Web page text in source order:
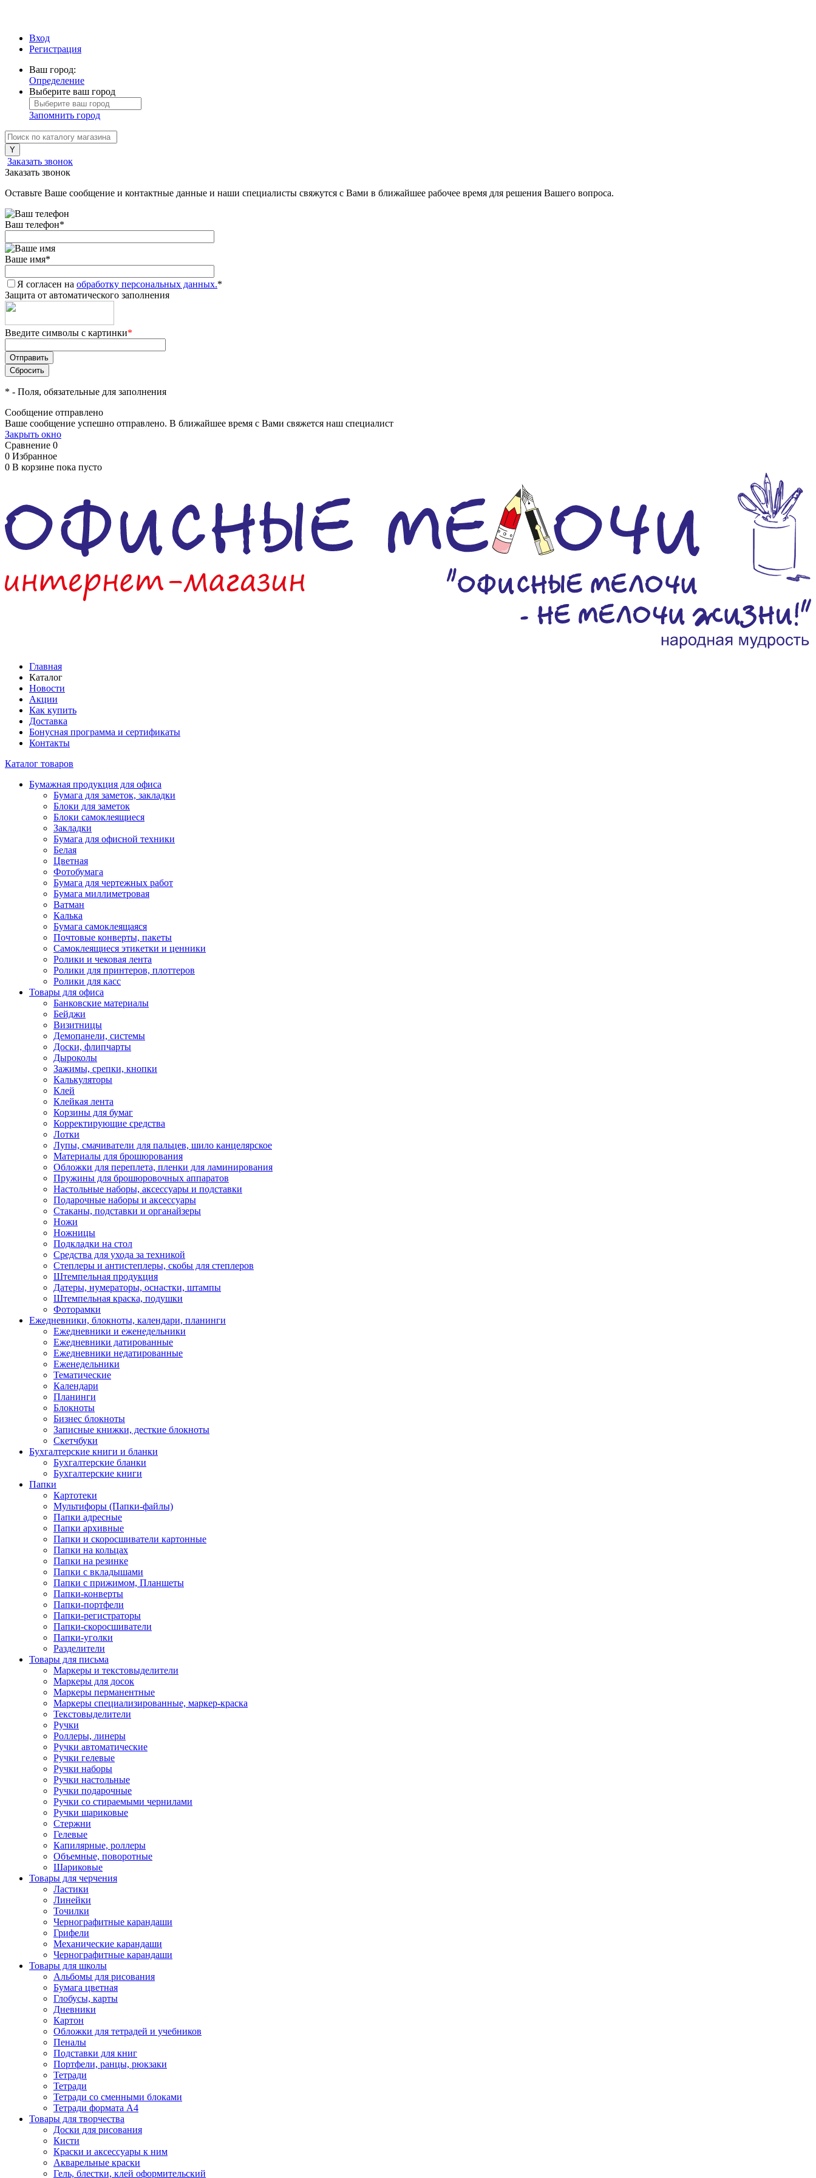
Вход
Регистрация
Ваш город:
Определение
Выберите ваш город
Запомнить город
Заказать звонок
Заказать звонок
Оставьте Ваше сообщение и контактные данные и наши специалисты свяжутся с Вами в ближайшее рабочее время для решения Вашего вопроса.
Ваш телефон*
Ваше имя*
Я согласен на обработку персональных данных.*
Защита от автоматического заполнения
Введите символы с картинки*
* - Поля, обязательные для заполнения
Сообщение отправлено
Ваше сообщение успешно отправлено. В ближайшее время с Вами свяжется наш специалист
Закрыть окно
Сравнение 0
0 Избранное
0 В корзине пока пусто
Главная
Каталог
Новости
Акции
Как купить
Доставка
Бонусная программа и сертификаты
Контакты
Каталог товаров
Бумажная продукция для офиса
Бумага для заметок, закладки
Блоки для заметок
Блоки самоклеящиеся
Закладки
Бумага для офисной техники
Белая
Цветная
Фотобумага
Бумага для чертежных работ
Бумага миллиметровая
Ватман
Калька
Бумага самоклеящаяся
Почтовые конверты, пакеты
Самоклеящиеся этикетки и ценники
Ролики и чековая лента
Ролики для принтеров, плоттеров
Ролики для касс
Товары для офиса
Банковские материалы
Бейджи
Визитницы
Демопанели, системы
Доски, флипчарты
Дыроколы
Зажимы, срепки, кнопки
Калькуляторы
Клей
Клейкая лента
Корзины для бумаг
Корректирующие средства
Лотки
Лупы, смачиватели для пальцев, шило канцелярское
Материалы для брошюрования
Обложки для переплета, пленки для ламинирования
Пружины для брошюровочных аппаратов
Настольные наборы, аксессуары и подставки
Подарочные наборы и аксессуары
Стаканы, подставки и органайзеры
Ножи
Ножницы
Подкладки на стол
Средства для ухода за техникой
Степлеры и антистеплеры, скобы для степлеров
Штемпельная продукция
Датеры, нумераторы, оснастки, штампы
Штемпельная краска, подушки
Фоторамки
Ежедневники, блокноты, календари, планинги
Ежедневники и еженедельники
Ежедневники датированные
Ежедневники недатированные
Еженедельники
Тематические
Календари
Планинги
Блокноты
Бизнес блокноты
Записные книжки, десткие блокноты
Скетчбуки
Бухгалтерские книги и бланки
Бухгалтерские бланки
Бухгалтерские книги
Папки
Картотеки
Мультифоры (Папки-файлы)
Папки адресные
Папки архивные
Папки и скоросшиватели картонные
Папки на кольцах
Папки на резинке
Папки с вкладышами
Папки с прижимом, Планшеты
Папки-конверты
Папки-портфели
Папки-регистраторы
Папки-скоросшиватели
Папки-уголки
Разделители
Товары для письма
Маркеры и текстовыделители
Маркеры для досок
Маркеры перманентные
Маркеры специализированные, маркер-краска
Текстовыделители
Ручки
Роллеры, линеры
Ручки автоматические
Ручки гелевые
Ручки наборы
Ручки настольные
Ручки подарочные
Ручки со стираемыми чернилами
Ручки шариковые
Стержни
Гелевые
Капилярные, роллеры
Объемные, поворотные
Шариковые
Товары для черчения
Ластики
Линейки
Точилки
Чернографитные карандаши
Грифели
Механические карандаши
Чернографитные карандаши
Товары для школы
Альбомы для рисования
Бумага цветная
Глобусы, карты
Дневники
Картон
Обложки для тетрадей и учебников
Пеналы
Подставки для книг
Портфели, ранцы, рюкзаки
Тетради
Тетради
Тетради со сменными блоками
Тетради формата А4
Товары для творчества
Доски для рисования
Кисти
Краски и аксессуары к ним
Акварельные краски
Гель, блестки, клей оформительский